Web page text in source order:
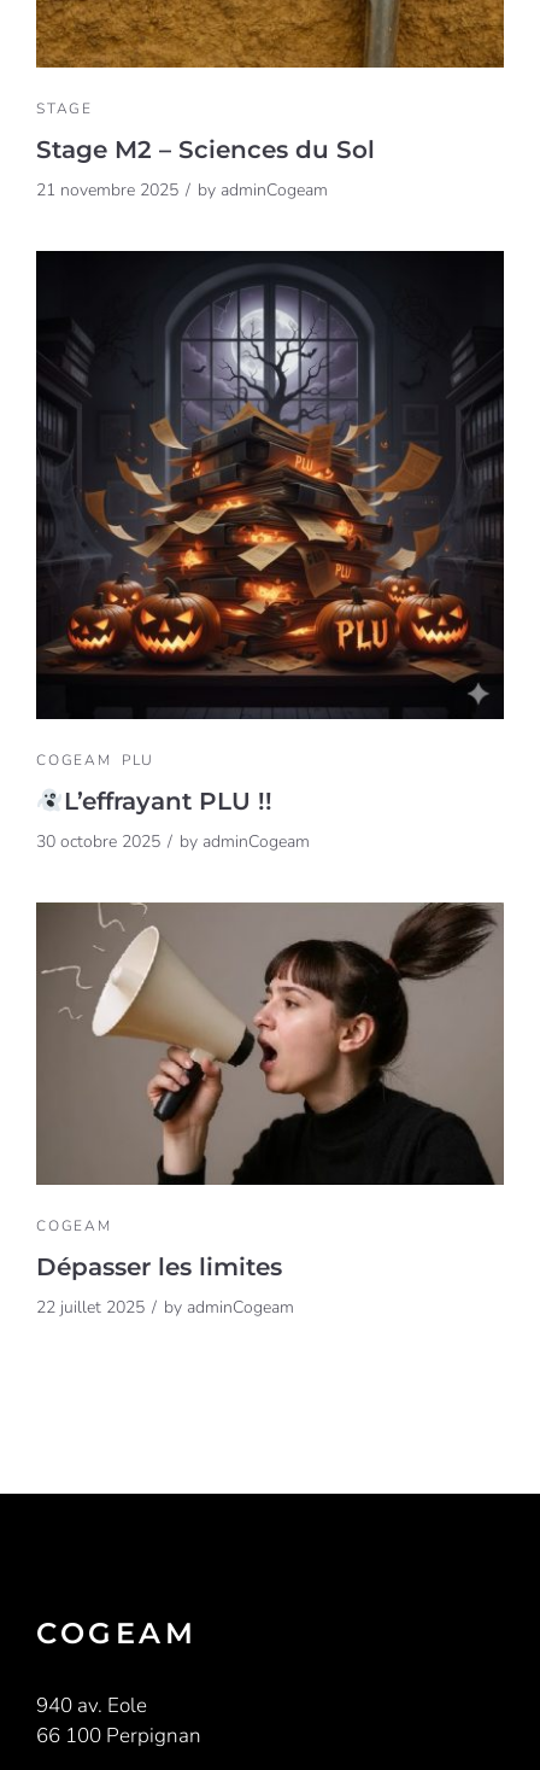
STAGE
Stage M2 – Sciences du Sol
21 novembre 2025 by adminCogeam
COGEAM PLU
L’effrayant PLU !!
30 octobre 2025 by adminCogeam
COGEAM
Dépasser les limites
22 juillet 2025 by adminCogeam
COGEAM
940 av. Eole
66 100 Perpignan